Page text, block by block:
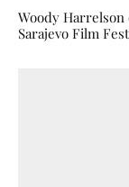
Woody Harrelson
Sarajevo Film